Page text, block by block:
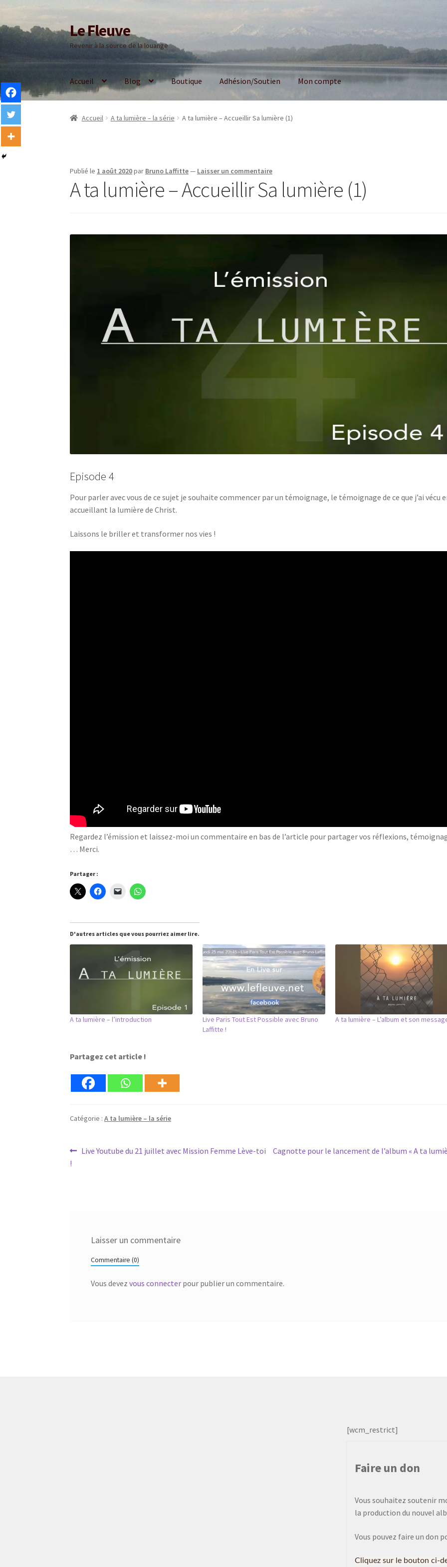
Aller
à
la
navigation
Aller
au
contenu
Le Fleuve
Revenir à la source de la louange
Accueil Blog Boutique Adhésion/Soutien Mon compte
Accueil A ta lumière – la série A ta lumière – Accueillir Sa lumière (1)
Publié le 1 août 2020par Bruno Laffitte— Laisser un commentaire
A ta lumière – Accueillir Sa lumière (1)
Episode 4
Pour parler avec vous de ce sujet je souhaite commencer par un témoignage, le témoignage de ce que j’ai vécu
accueillant la lumière de Christ.
Laissons le briller et transformer nos vies !
Regardez l’émission et laissez-moi un commentaire en bas de l’article pour partager vos réflexions,
… Merci.
Partager :
D'autres articles que vous pourriez aimer lire.
A ta lumière – l’introduction
Live Paris Tout Est Possible avec Bruno
Laffitte !
A ta lumière – L’album et son
Partagez cet article !
Catégorie :A ta lumière – la série
Navigation
de
Article
Live Youtube du 21 juillet avec Mission Femme Lève-toi
!
Article
Cagnotte pour le lancement de l’album « A ta
Laisser un commentaire
Commentaire (0)
Vous devez vous connecterpour publier un commentaire.
[wcm_restrict]
Faire un don
Vous souhaitez soutenir
la production du nouvel
Vous pouvez faire un don
Cliquez sur le bouton ci-